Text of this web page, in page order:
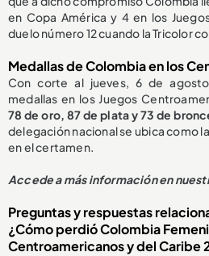
en Copa América y 4 en los
duelo número 12 cuando la Tricolor
Medallas de Colombia en los
Con corte al jueves, 6 de
medallas en los Juegos
78 de oro, 87 de plata y 73 de
delegación nacional se ubica como
en el certamen.
Accede a más información en
Preguntas y respuestas
¿Cómo perdió Colombia
Centroamericanos y del Caribe